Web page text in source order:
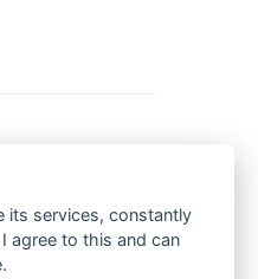
its services, constantly
agree to this and can